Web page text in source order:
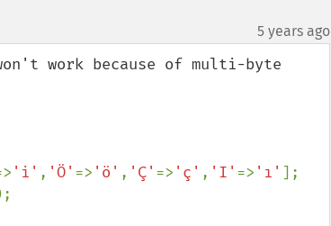
5 years ago
work because of multi-byte
'i' , 'Ö' => 'ö' , 'Ç' => 'ç' , 'I' => 'ı' ];